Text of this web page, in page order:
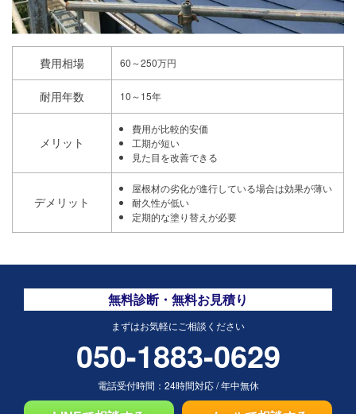
費用相場 60～250万円
耐用年数 10～15年
メリット
費用が比較的安価
工期が短い
見た目を改善できる
デメリット
屋根材の劣化が進行している場合は効果が薄い
耐久性が低い
定期的な塗り替えが必要
無料診断・無料お見積り
まずはお気軽にご相談ください
050-1883-0629
電話受付時間： 24時間対応/年中無休